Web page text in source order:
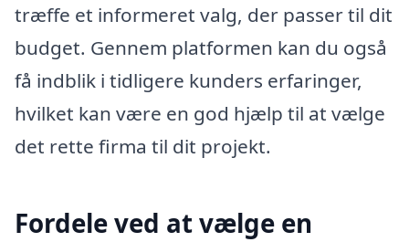
træffe et informeret valg, der passer til dit
budget. Gennem platformen kan du også
få indblik i tidligere kunders erfaringer,
hvilket kan være en god hjælp til at vælge
det rette firma til dit projekt.
Fordele ved at vælge en